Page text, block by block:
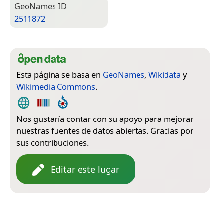
Geo­Names ID
2511872
Esta página se basa en GeoNames, Wikidata y
Wikimedia Commons.
Nos gustaría contar con su apoyo para mejorar
nuestras fuentes de datos abiertas. Gracias por
sus contribuciones.
Editar este lugar